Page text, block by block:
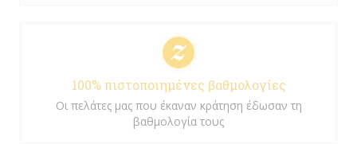
100% πιστοποιημένες βαθμολογίες
Οι πελάτες μας που έκαναν κράτηση έδωσαν τη
βαθμολογία τους